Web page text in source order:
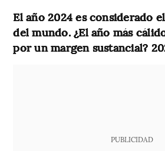
El año 2024 es considerado
del mundo. ¿El año más
por un margen sustancial?
PUBLICIDAD